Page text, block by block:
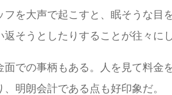
フを大声で起こすと、眠そうな目
返そうとしたりすることが往々に
面での事柄もある。人を見て料金
明朗会計である点も好印象だ。